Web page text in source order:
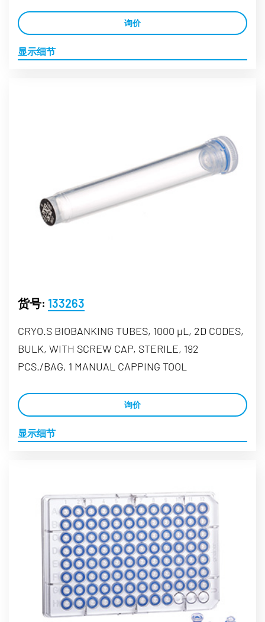
询价
显示细节
货号: 133263
CRYO.S BIOBANKING TUBES, 1000 µL, 2D CODES,
BULK, WITH SCREW CAP, STERILE, 192
PCS./BAG, 1 MANUAL CAPPING TOOL
询价
显示细节